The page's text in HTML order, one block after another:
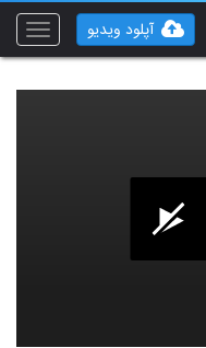
Toggle
آپلود ویدیو